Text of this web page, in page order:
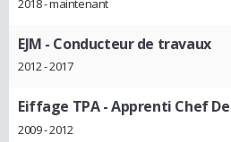
2018 - maintenant
EJM - Conducteur de travaux
2012 - 2017
Eiffage TPA- Apprenti Chef
2009 - 2012